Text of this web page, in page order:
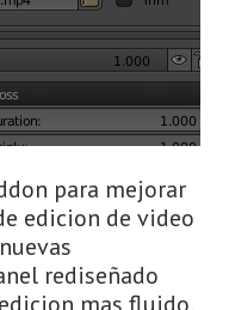
para mejorar
edicion de video
rediseñado